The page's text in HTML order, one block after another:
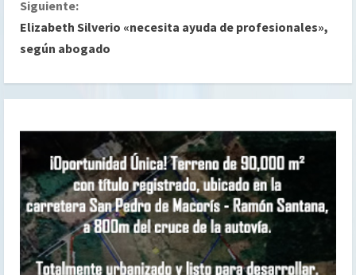
g
u
e
l
e
y
e
n
Siguiente:
Elizabeth Silverio «necesita ayuda de profesionales»,
según abogado